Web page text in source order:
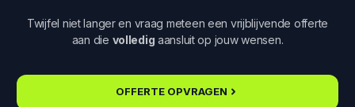
Twijfel niet langer en vraag meteen een vrijblijvende offerte
aan die volledig aansluit op jouw wensen.
OFFERTE OPVRAGEN